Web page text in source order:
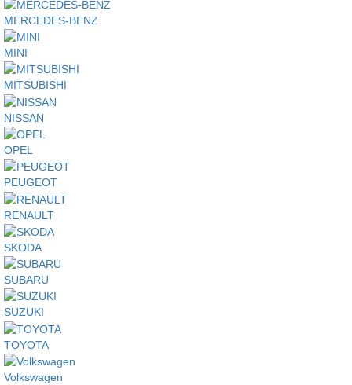
MERCEDES-BENZ
MINI
MITSUBISHI
NISSAN
OPEL
PEUGEOT
RENAULT
SKODA
SUBARU
SUZUKI
TOYOTA
Volkswagen